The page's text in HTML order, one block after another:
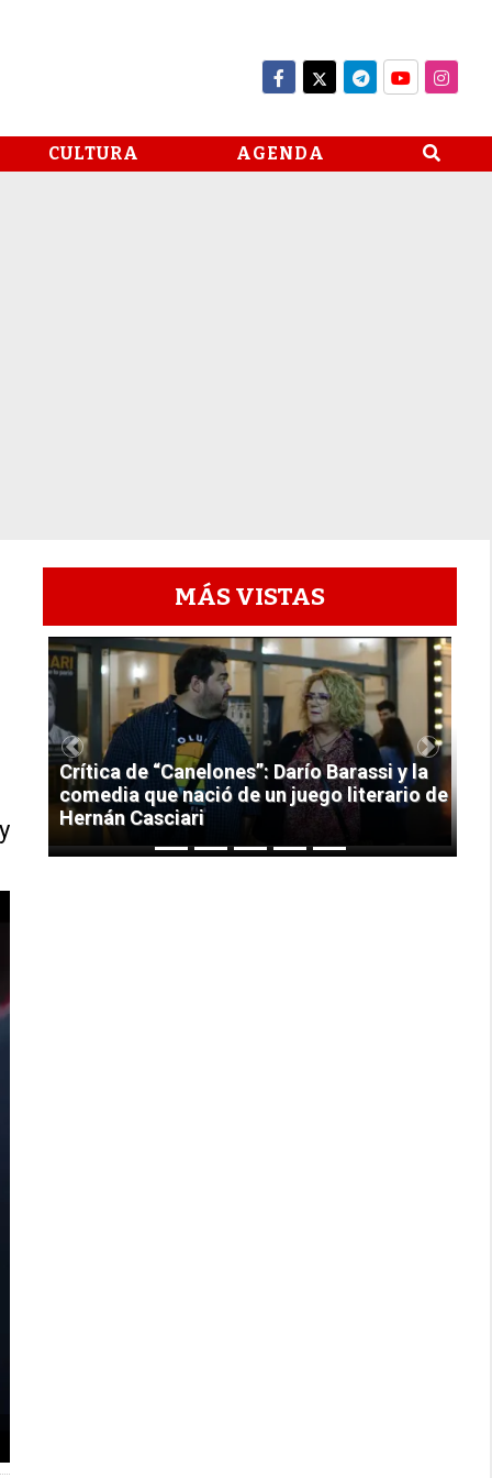
CULTURA AGENDA
MÁS VISTAS
1
Crítica de “Canelones”: Darío Barassi y la
comedia que nació de un juego literario de
Hernán Casciari
Previous Next